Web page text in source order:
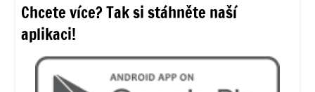
Chcete více? Tak si stáhněte naší
aplikaci!